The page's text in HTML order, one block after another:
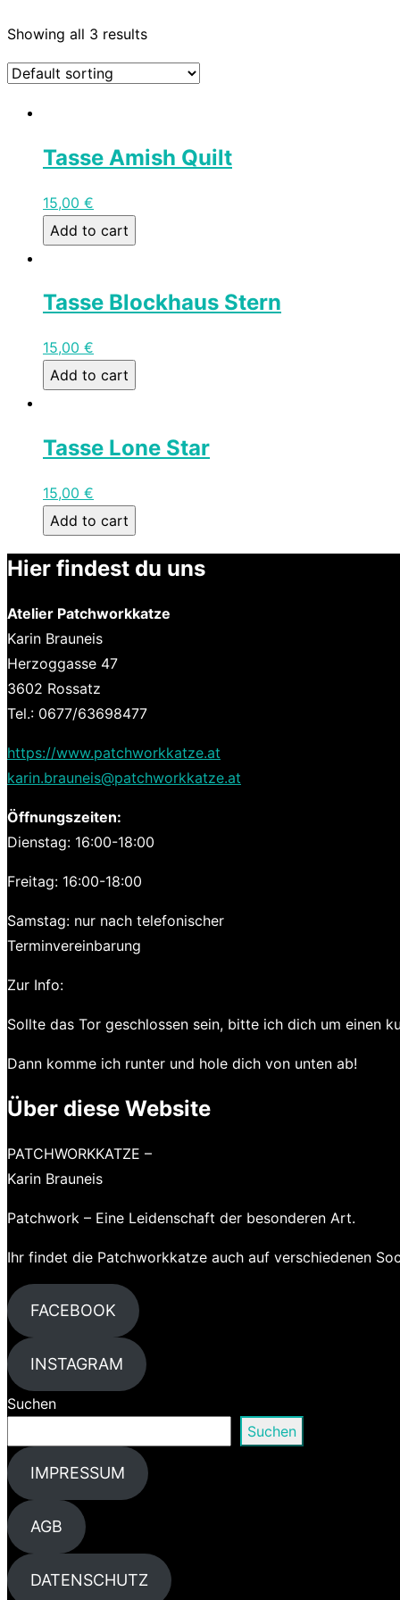
Showing all 3 results
Tasse Amish Quilt
15,00 €
Add to cart
Tasse Blockhaus Stern
15,00 €
Add to cart
Tasse Lone Star
15,00 €
Add to cart
Hier findest du uns
Atelier Patchworkkatze
Karin Brauneis
Herzoggasse 47
3602 Rossatz
Tel.: 0677/63698477
https://www.patchworkkatze.at
karin.brauneis@patchworkkatze.at
Öffnungszeiten:
Dienstag: 16:00-18:00
Freitag: 16:00-18:00
Samstag: nur nach telefonischer
Terminvereinbarung
Zur Info:
Sollte das Tor geschlossen sein, bitte ich dich um einen
Dann komme ich runter und hole dich von unten ab!
Über diese Website
PATCHWORKKATZE –
Karin Brauneis
Patchwork – Eine Leidenschaft der besonderen Art.
Ihr findet die Patchworkkatze auch auf verschiedenen
FACEBOOK
INSTAGRAM
Suchen
Suchen
IMPRESSUM
AGB
DATENSCHUTZ